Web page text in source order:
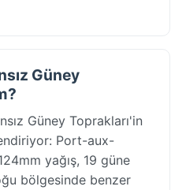
Güney
Güney Toprakları'in
Port-aux-
yağış, 19 güne
bölgesinde benzer